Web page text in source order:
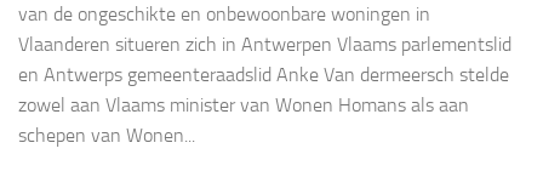
van de ongeschikte en onbewoonbare woningen in
Vlaanderen situeren zich in Antwerpen Vlaams parlementslid
en Antwerps gemeenteraadslid Anke Van dermeersch stelde
zowel aan Vlaams minister van Wonen Homans als aan
schepen van Wonen...